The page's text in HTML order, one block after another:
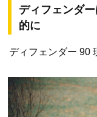
ディフェンダ
的に
ディフェンダー 90